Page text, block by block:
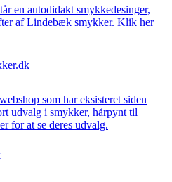
en autodidakt smykkedesinger,
af Lindebæk smykker. Klik her
som har eksisteret siden
udvalg i smykker, hårpynt til
for at se deres udvalg.